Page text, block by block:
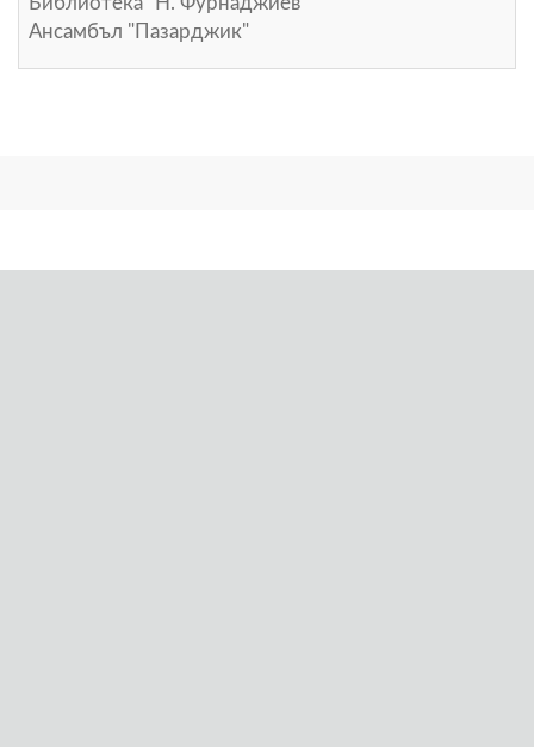
Ансамбъл "Пазарджик"